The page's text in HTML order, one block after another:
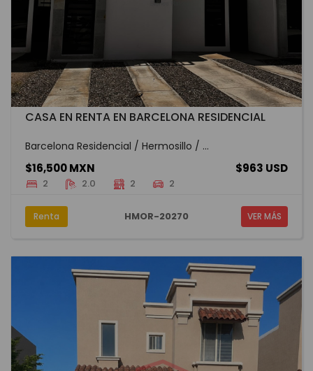
CASA EN RENTA EN BARCELONA RESIDENCIAL
Barcelona Residencial / Hermosillo / ...
$16,500 MXN $963 USD
2 2.0 2 2
Renta HMOR-20270 VER MÁS